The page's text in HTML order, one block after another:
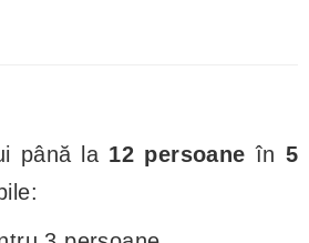
până la 12 persoane în 5